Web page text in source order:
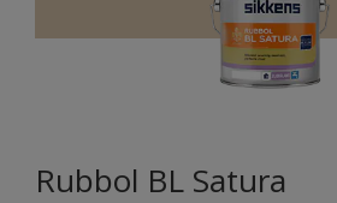
Rubbol BL Satura